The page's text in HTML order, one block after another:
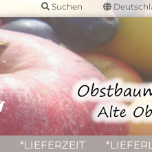
Suchen
*LIEFERZEIT